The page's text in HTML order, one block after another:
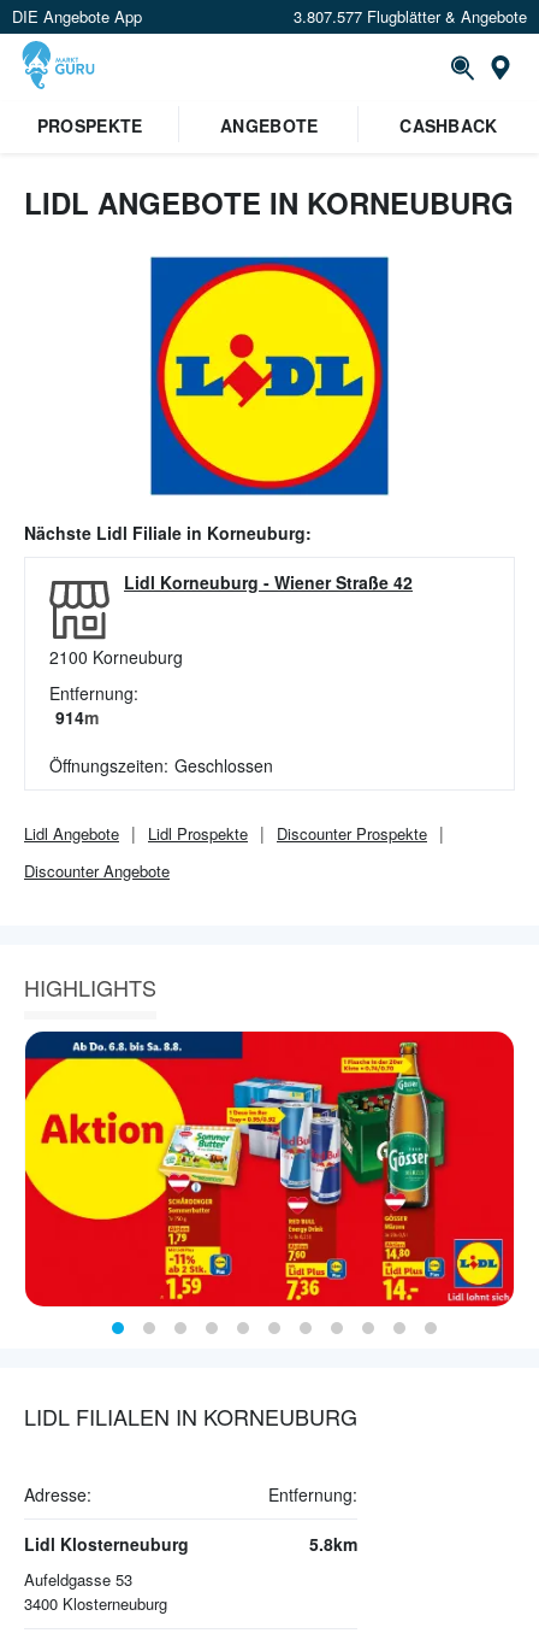
DIE Angebote App 3.807.577 Flugblätter & Angebote
PROSPEKTE
ANGEBOTE CASHBACK
LIDL ANGEBOTE IN KORNEUBURG
Nächste Lidl Filiale in Korneuburg:
Lidl Korneuburg - Wiener Straße 42
2100 Korneuburg
Entfernung:
914m
Öffnungszeiten: Geschlossen
Lidl Angebote Lidl Prospekte DiscounterProspekte
DiscounterAngebote
HIGHLIGHTS
LIDL FILIALEN IN KORNEUBURG
Adresse: Entfernung:
Lidl Klosterneuburg
Aufeldgasse 53
3400 Klosterneuburg
5.8km